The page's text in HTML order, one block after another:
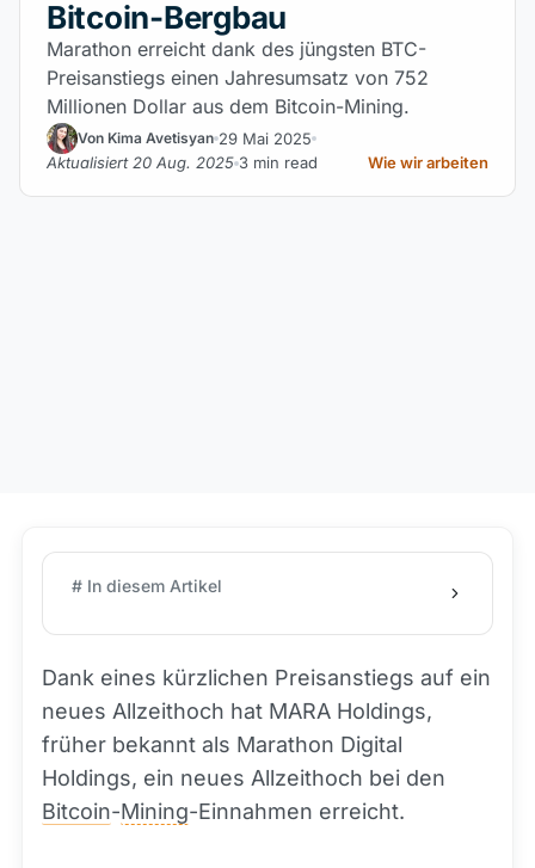
Bitcoin-Bergbau
Marathon erreicht dank des jüngsten BTC-
Preisanstiegs einen Jahresumsatz von 752
Millionen Dollar aus dem Bitcoin-Mining.
Von Kima Avetisyan 29 Mai 2025
Aktualisiert 20 Aug. 2025 3 min read Wie wir arbeiten
# In diesem Artikel
Dank eines kürzlichen Preisanstiegs auf ein
neues Allzeithoch hat MARA Holdings,
früher bekannt als Marathon Digital
Holdings, ein neues Allzeithoch bei den
Bitcoin-Mining-Einnahmen erreicht.